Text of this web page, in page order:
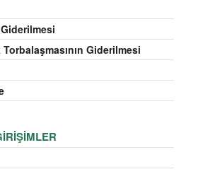
Giderilmesi
Torbalaşmasının Giderilmesi